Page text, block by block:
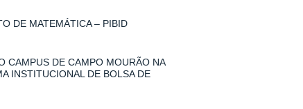
DE MATEMÁTICA – PIBID
CAMPUS DE CAMPO MOURÃO NA
INSTITUCIONAL DE BOLSA DE